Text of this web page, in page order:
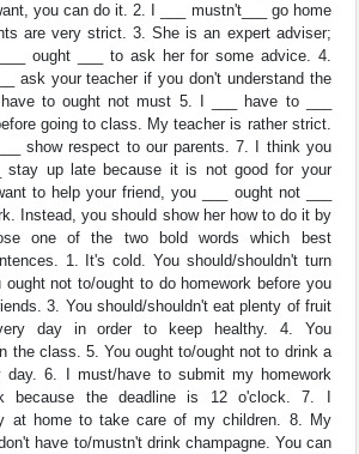
you can do it. 2. I ___ mustn't___ go home
are very strict. 3. She is an expert adviser;
ought ___ to ask her for some advice. 4.
ask your teacher if you don't understand the
to ought not must 5. I ___ have to ___
going to class. My teacher is rather strict.
show respect to our parents. 7. I think you
stay up late because it is not good for your
to help your friend, you ___ ought not ___
Instead, you should show her how to do it by
one of the two bold words which best
1. It's cold. You should/shouldn't turn
not to/ought to do homework before you
3. You should/shouldn't eat plenty of fruit
day in order to keep healthy. 4. You
the class. 5. You ought to/ought not to drink a
day. 6. I must/have to submit my homework
because the deadline is 12 o'clock. 7. I
at home to take care of my children. 8. My
have to/mustn't drink champagne. You can